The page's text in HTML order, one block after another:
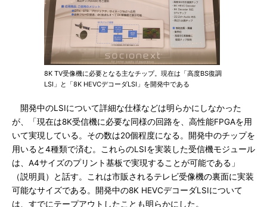
8K TV受像機に必要となる主なチップ。現在は「高度BS復調
LSI」と「8K HEVCデコーダLSI」を開発中である
開発中のLSIについて詳細な仕様などは明らかにしなかった
が、「現在は8K受信機に必要な同様の回路を、高性能FPGAを用
いて実現している。その数は20個程度になる。開発中のチップを
用いると4種類で済む。これらのLSIを実装した受信機モジュール
は、A4サイズのプリント基板で実現することが可能である」
（説明員）と話す。これは市販されるテレビ受像機の裏面に実装
可能なサイズである。開発中の8K HEVCデコーダLSIについて
は、すでにテープアウトしたことも明らかにした。